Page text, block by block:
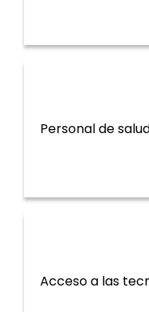
Personal de
Sistemas y
Acceso a las
Sistemas y